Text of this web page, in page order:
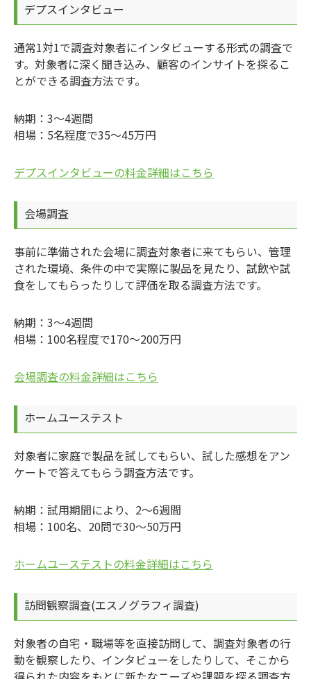
デプスインタビュー
通常1対1で調査対象者にインタビューする形式の調査で
す。対象者に深く聞き込み、顧客のインサイトを探るこ
とができる調査方法です。
納期：3～4週間
相場：5名程度で35～45万円
デプスインタビューの料金詳細はこちら
会場調査
事前に準備された会場に調査対象者に来てもらい、管理
された環境、条件の中で実際に製品を見たり、試飲や試
食をしてもらったりして評価を取る調査方法です。
納期：3～4週間
相場：100名程度で170～200万円
会場調査の料金詳細はこちら
ホームユーステスト
対象者に家庭で製品を試してもらい、試した感想をアン
ケートで答えてもらう調査方法です。
納期：試用期間により、2～6週間
相場：100名、20問で30～50万円
ホームユーステストの料金詳細はこちら
訪問観察調査(エスノグラフィ調査)
対象者の自宅・職場等を直接訪問して、調査対象者の行
動を観察したり、インタビューをしたりして、そこから